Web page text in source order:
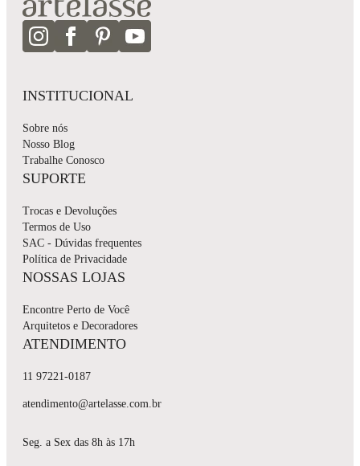
INSTITUCIONAL
Sobre nós
Nosso Blog
Trabalhe Conosco
SUPORTE
Trocas e Devoluções
Termos de Uso
SAC - Dúvidas frequentes
Política de Privacidade
NOSSAS LOJAS
Encontre Perto de Você
Arquitetos e Decoradores
ATENDIMENTO
11 97221-0187
atendimento@artelasse.com.br
Seg. a Sex das 8h às 17h